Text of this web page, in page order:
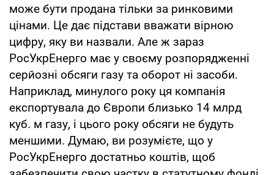
може бути продана тільки за ринковими
цінами. Це дає підстави вважати вірною
цифру, яку ви назвали. Але ж зараз
РосУкрЕнерго має у своєму розпорядженні
серйозні обсяги газу та оборот ні засоби.
Наприклад, минулого року ця компанія
експортувала до Європи близько 14 млрд
куб. м газу, і цього року обсяги не будуть
меншими. Думаю, ви розумієте, що у
РосУкрЕнерго достатньо коштів, щоб